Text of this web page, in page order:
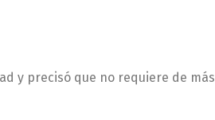
y precisó que no requiere de más